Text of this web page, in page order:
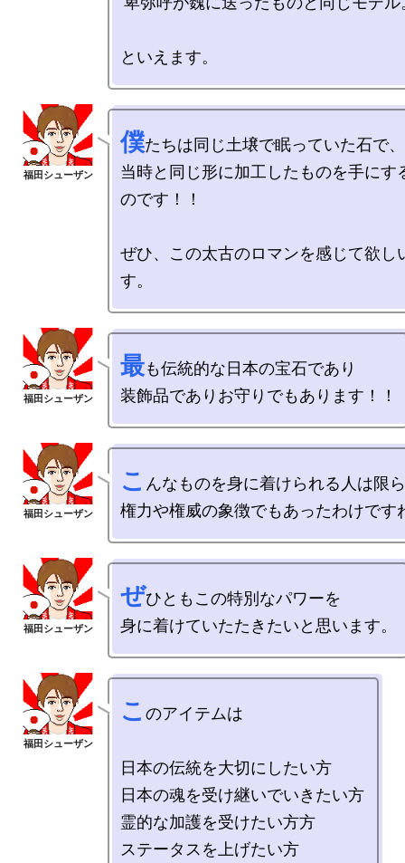
僕たちは同じ土壌で眠っていた石で、
当時と同じ形に加工したものを手にす
のです！！
ぜひ、この太古のロマンを感じて欲し
最も伝統的な日本の宝石であり
こ んなものを身に着けられる人は限
ぜひともこの特別なパワーを
こ のアイテムは
日本の伝統を大切にしたい方
日本の魂を受け継いでいきたい方
霊的な加護を受けたい方方
ステータスを上げたい方